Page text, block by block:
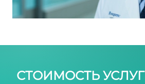
СТОИМОСТЬ УСЛУГ